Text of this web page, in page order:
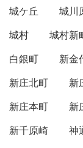
城ケ丘
城川
城村
城村新
白銀町
新金
新庄北町
新
新庄本町
新
新千原崎
神